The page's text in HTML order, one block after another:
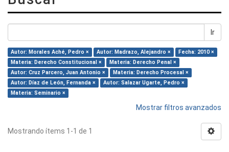
Ir
Autor: Morales Aché, Pedro × Autor: Madrazo, Alejandro ×
Fecha: 2010 ×
Materia: Derecho Constitucional ×
Materia: Derecho Penal ×
Autor: Cruz Parcero, Juan Antonio ×
Materia: Derecho Procesal ×
Autor: Díaz de León, Fernanda ×
Autor: Salazar Ugarte, Pedro ×
Materia: Seminario ×
Mostrar filtros avanzados
Mostrando ítems 1-1 de 1